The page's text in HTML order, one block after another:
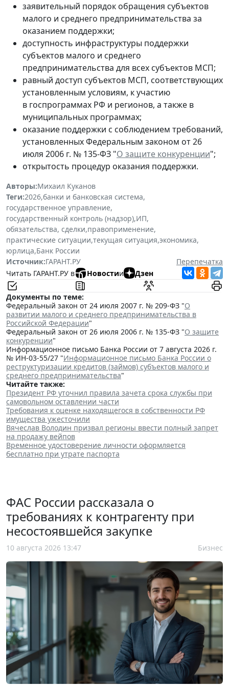
заявительный порядок обращения субъектов
малого и среднего предпринимательства за
оказанием поддержки;
доступность инфраструктуры поддержки
субъектов малого и среднего
предпринимательства для всех субъектов МСП;
равный доступ субъектов МСП, соответствующих
установленным условиям, к участию
в госпрограммах РФ и регионов, а также в
муниципальных программах;
оказание поддержки с соблюдением требований,
установленных Федеральным законом от 26
июля 2006 г. № 135-ФЗ "О защите конкуренции";
открытость процедур оказания поддержки.
Авторы:Михаил Куканов
Теги:2026,банки и банковская система,
государственное управление,
государственный контроль (надзор),ИП,
обязательства, сделки,правоприменение,
практические ситуации,текущая ситуация,экономика,
юрлица,Банк России
Источник:ГАРАНТ.РУ
Перепечатка
Читать ГАРАНТ.РУ в
Новостии Дзен
Документы по теме:
Федеральный закон от 24 июля 2007 г. № 209-ФЗ "О
развитии малого и среднего предпринимательства в
Российской Федерации"
Федеральный закон от 26 июля 2006 г. № 135-ФЗ "О защите
конкуренции"
Информационное письмо Банка России от 7 августа 2026 г.
№ ИН-03-55/27 "Информационное письмо Банка России о
реструктуризации кредитов (займов) субъектов малого и
среднего предпринимательства"
Читайте также:
Президент РФ уточнил правила зачета срока службы при
самовольном оставлении части
Требования к оценке находящегося в собственности РФ
имущества ужесточили
Вячеслав Володин призвал регионы ввести полный запрет
на продажу вейпов
Временное удостоверение личности оформляется
бесплатно при утрате паспорта
ФАС России рассказала о
требованиях к контрагенту при
несостоявшейся закупке
10 августа 2026 13:47 Бизнес